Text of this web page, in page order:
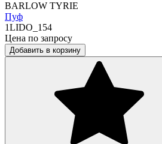
BARLOW TYRIE
Пуф
1LIDO_154
Цена по запросу
Добавить в корзину